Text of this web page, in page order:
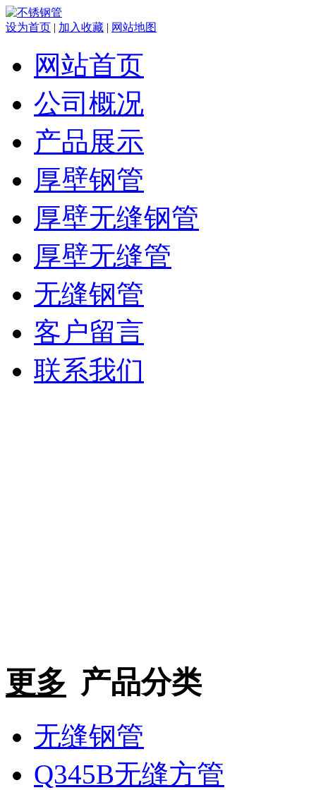
设为首页 | 加入收藏 | 网站地图
网站首页
公司概况
产品展示
厚壁钢管
厚壁无缝钢管
厚壁无缝管
无缝钢管
客户留言
联系我们
更多 产品分类
无缝钢管
Q345B无缝方管